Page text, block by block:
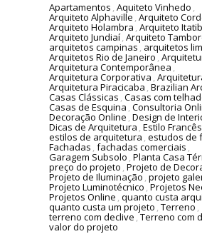
Apartamentos , Aquiteto Vinhedo ,
Arquiteto Alphaville , Arquiteto
Arquiteto Holambra , Arquiteto
Arquiteto Jundiaí, Arquiteto
arquitetos campinas, arquitetos
Arquitetos Rio de Janeiro,
Arquitetura Contemporânea ,
Arquitetura Corporativa ,
Arquitetura Piracicaba , Brazilian
Casas Clássicas , Casas com
Casas de Esquina , Consultoria
Decoração Online , Design de
Dicas de Arquitetura , Estilo Francês
estilos de arquitetura , estudos de
Fachadas , fachadas comerciais ,
Garagem Subsolo , Planta Casa
preço do projeto , Projeto de
Projeto de Iluminação, projeto
Projeto Luminotécnico ,Projetos
Projetos Online , quanto custa
quanto custa um projeto , Terreno ,
terreno com declive ,Terreno com
valor do projeto